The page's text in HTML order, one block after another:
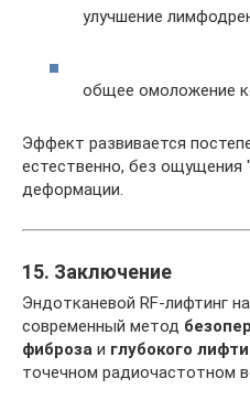
улучшение
общее омоложение
Эффект развивается
естественно, без ощущения
деформации.
15. Заключение
Эндотканевой RF-лифтинг
современный метод
фиброза и глубокого
точечном радиочастотном